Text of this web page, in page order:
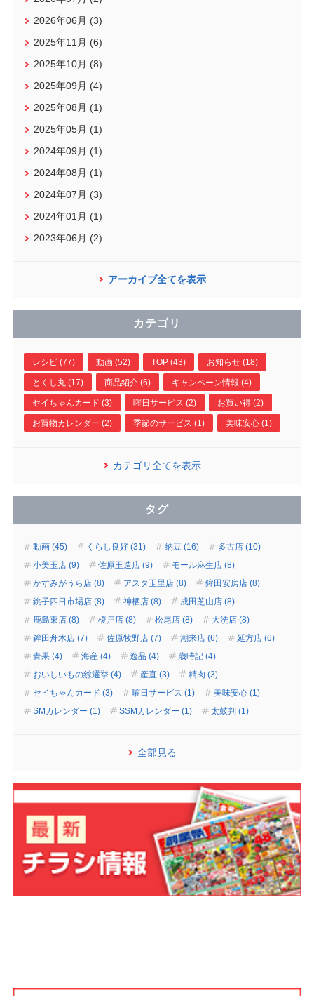
2026年06月 (3)
2025年11月 (6)
2025年10月 (8)
2025年09月 (4)
2025年08月 (1)
2025年05月 (1)
2024年09月 (1)
2024年08月 (1)
2024年07月 (3)
2024年01月 (1)
2023年06月 (2)
アーカイブ全てを表示
カテゴリ
レシピ (77) 動画 (52) TOP (43) お知らせ (18)
とくし丸 (17) 商品紹介 (6) キャンペーン情報 (4)
セイちゃんカード (3) 曜日サービス (2) お買い得 (2)
お買物カレンダー (2) 季節のサービス (1) 美味安心 (1)
カテゴリ全てを表示
タグ
動画 (45) くらし良好 (31) 納豆 (16)
多古店 (10)
小美玉店 (9)
佐原玉造店 (9)
モール麻生店 (8)
かすみがうら店 (8)
アスタ玉里店 (8)
鉾田安房店 (8)
銚子四日市場店 (8)
神栖店 (8)
成田芝山店 (8)
鹿島東店 (8)
榎戸店 (8) 松尾店 (8)
大洗店 (8)
鉾田舟木店 (7)
佐原牧野店 (7) 潮来店 (6)
延方店 (6)
青果 (4)
海産 (4) 逸品 (4)
歳時記 (4)
おいしいもの総選挙 (4)
産直 (3)
精肉 (3)
セイちゃんカード (3)
曜日サービス (1)
美味安心 (1)
SMカレンダー (1)
SSMカレンダー (1) 太鼓判 (1)
全部見る